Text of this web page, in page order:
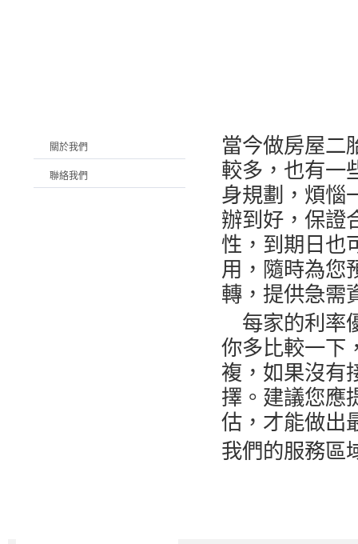
關於我們
聯絡我們
當今做房屋二
較多，也有一
身規劃，煩惱
辦到好，保證
性，到期日也
用，隨時為您
轉，提供急需
每家的利率
你多比較一下
複，如果沒有
擇。建議您應
估，才能做出
我們的服務區